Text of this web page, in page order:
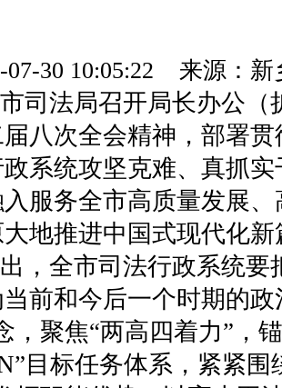
07-30 10:05:22 来源：
法局召开局长办公（
八次全会精神，部署
系统攻坚克难、真抓
服务全市高质量发展
地推进中国式现代化
，全市司法行政系统要
前和今后一个时期的
，聚焦“两高四着力”，
目标任务体系，紧紧